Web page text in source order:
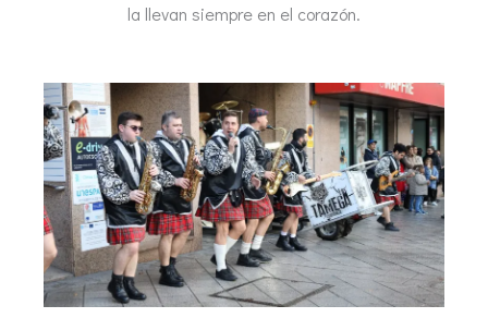
la llevan siempre en el corazón.